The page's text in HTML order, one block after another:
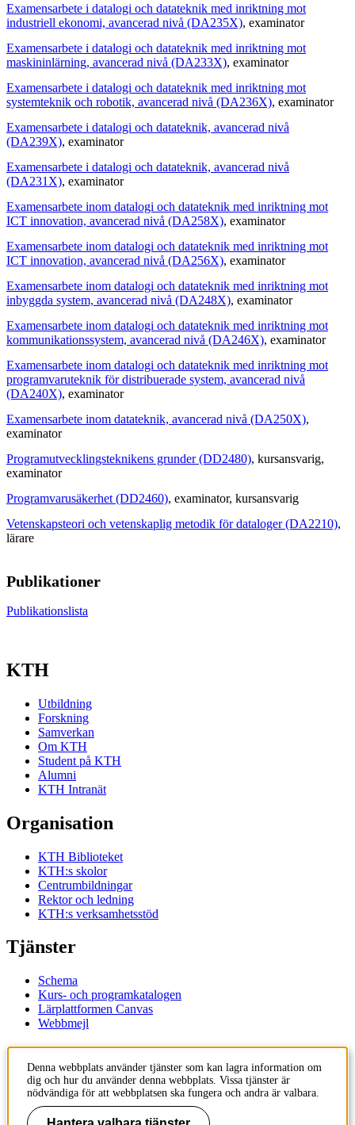
Examensarbete i datalogi och datateknik med inriktning mot
industriell ekonomi, avancerad nivå (DA235X), examinator
Examensarbete i datalogi och datateknik med inriktning mot
maskininlärning, avancerad nivå (DA233X), examinator
Examensarbete i datalogi och datateknik med inriktning mot
systemteknik och robotik, avancerad nivå (DA236X), examinator
Examensarbete i datalogi och datateknik, avancerad nivå
(DA239X), examinator
Examensarbete i datalogi och datateknik, avancerad nivå
(DA231X), examinator
Examensarbete inom datalogi och datateknik med inriktning mot
ICT innovation, avancerad nivå (DA258X), examinator
Examensarbete inom datalogi och datateknik med inriktning mot
ICT innovation, avancerad nivå (DA256X), examinator
Examensarbete inom datalogi och datateknik med inriktning mot
inbyggda system, avancerad nivå (DA248X), examinator
Examensarbete inom datalogi och datateknik med inriktning mot
kommunikationssystem, avancerad nivå (DA246X), examinator
Examensarbete inom datalogi och datateknik med inriktning mot
programvaruteknik för distribuerade system, avancerad nivå
(DA240X), examinator
Examensarbete inom datateknik, avancerad nivå (DA250X),
examinator
Programutvecklingsteknikens grunder (DD2480), kursansvarig,
examinator
Programvarusäkerhet (DD2460), examinator, kursansvarig
Vetenskapsteori och vetenskaplig metodik för dataloger (DA2210),
lärare
Publikationer
Publikationslista
KTH
Utbildning
Forskning
Samverkan
Om KTH
Student på KTH
Alumni
KTH Intranät
Organisation
KTH Biblioteket
KTH:s skolor
Centrumbildningar
Rektor och ledning
KTH:s verksamhetsstöd
Tjänster
Schema
Kurs- och programkatalogen
Lärplattformen Canvas
Webbmejl
KTH
100 44 Stockholm
+46 8 790 60 00
Denna webbplats använder tjänster som kan lagra information om
dig och hur du använder denna webbplats. Vissa tjänster är
nödvändiga för att webbplatsen ska fungera och andra är valbara.